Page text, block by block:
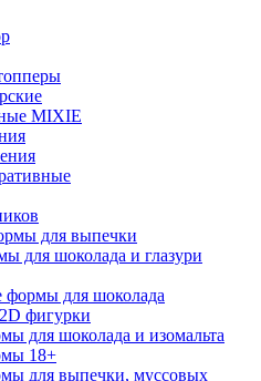
MIXIE
для выпечки
для шоколада и глазури
формы для шоколада
фигурки
для шоколада и изомальта
18+
для выпечки, муссовых